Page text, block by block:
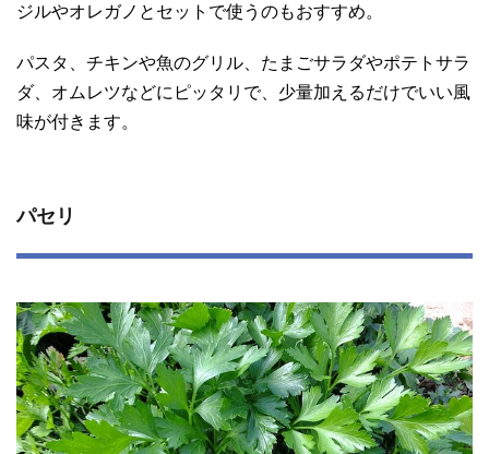
ジルやオレガノとセットで使うのもおすすめ。
パスタ、チキンや魚のグリル、たまごサラダやポテトサラ
ダ、オムレツなどにピッタリで、少量加えるだけでいい風
味が付きます。
パセリ